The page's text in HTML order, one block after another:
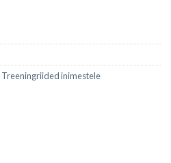
Treeningriided inimestele